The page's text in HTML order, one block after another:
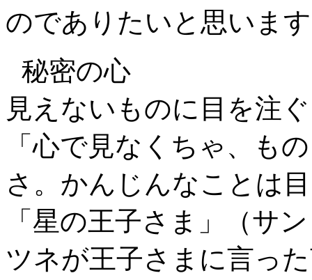
のでありたいと思いま
秘密の心
見えないものに目を注ぐ
「心で見なくちゃ、も
さ。かんじんなことは
「星の王子さま」（サ
ツネが王子さまに言っ